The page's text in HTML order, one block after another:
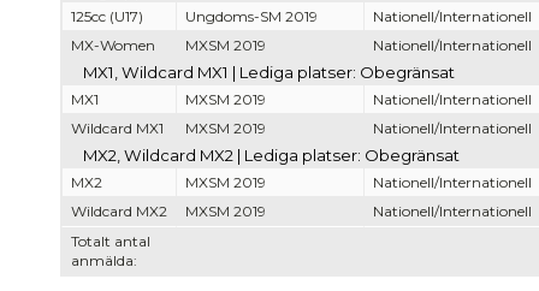
Totalt antal
anmälda:
125cc (U17) Ungdoms-SM 2019
Nationell/Internationell
MX-Women
MXSM 2019 Nationell/Internationell
MX1, Wildcard MX1 | Lediga platser: Obegränsat
MX1 MXSM 2019
Nationell/Internationell
Wildcard MX1
MXSM 2019 Nationell/Internationell
MX2, Wildcard MX2 | Lediga platser: Obegränsat
MX2 MXSM 2019
Nationell/Internationell
Wildcard MX2
MXSM 2019 Nationell/Internationell